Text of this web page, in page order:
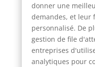
donner une
demandes, et leur
personnalisé. De
gestion de file
entreprises
analytiques pour